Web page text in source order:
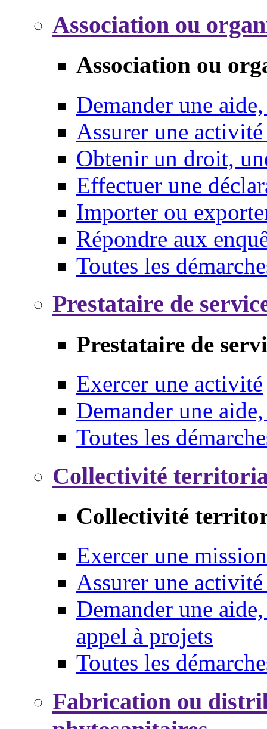
Association ou
Association ou
Demander une
Assurer une
Obtenir un droit,
Effectuer une
Importer ou
Répondre aux
Toutes les
Prestataire de
Prestataire de
Exercer une activité
Demander une
Toutes les
Collectivité
Collectivité
Exercer une mission
Assurer une
Demander une
appel à projets
Toutes les
Fabrication ou